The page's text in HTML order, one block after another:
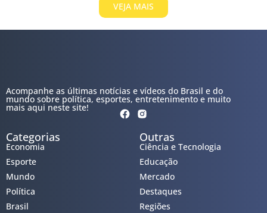
VEJA MAIS
Acompanhe as últimas notícias e vídeos do Brasil e do
mundo sobre política, esportes, entretenimento e muito
mais aqui neste site!
Categorias
Economia
Esporte
Mundo
Política
Brasil
Outras
Ciência e Tecnologia
Educação
Mercado
Destaques
Regiões